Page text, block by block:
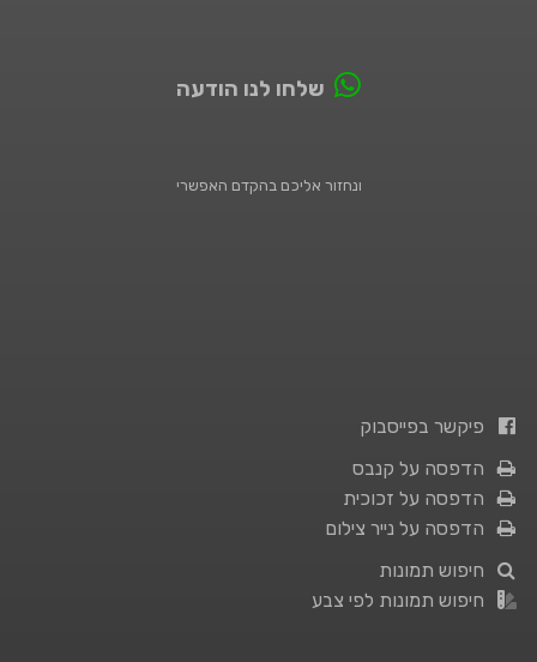
שלחו לנו הודעה
ונחזור אליכם בהקדם האפשרי
פיקשר בפייסבוק
הדפסה על קנבס
הדפסה על זכוכית
הדפסה על נייר צילום
חיפוש תמונות
חיפוש תמונות לפי צבע